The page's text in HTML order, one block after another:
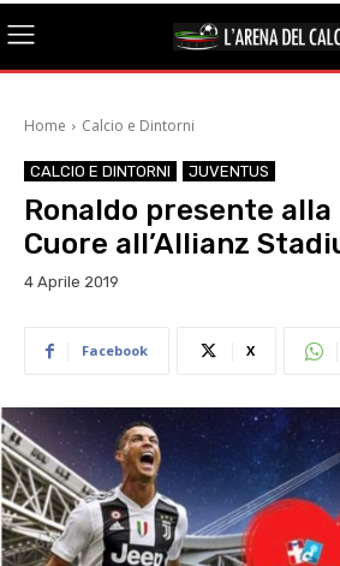
Home Calcio e Dintorni
CALCIO E DINTORNI JUVENTUS
Ronaldo presente
Cuore all’Allianz
4 Aprile 2019
Facebook X